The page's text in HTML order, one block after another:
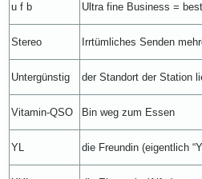
u f b Ultra fine Business =
Stereo Irrtümliches Senden
Untergünstig der Standort der Station
Vitamin-QSO Bin weg zum Essen
YL die Freundin (eigentlich